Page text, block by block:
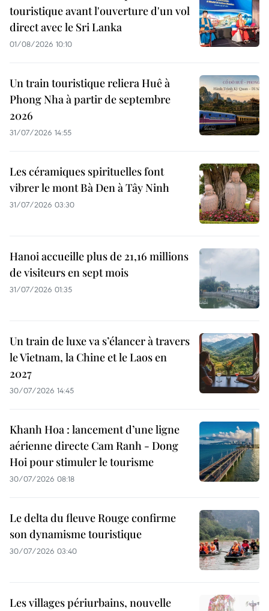
touristique avant l'ouverture d'un vol
direct avec le Sri Lanka
01/08/2026 10:10
Un train touristique reliera Huê à
Phong Nha à partir de septembre
2026
31/07/2026 14:55
Les céramiques spirituelles font
vibrer le mont Bà Den à Tây Ninh
31/07/2026 03:30
Hanoi accueille plus de 21,16 millions
de visiteurs en sept mois ​
31/07/2026 01:35
Un train de luxe va s’élancer à travers
le Vietnam, la Chine et le Laos en
2027
30/07/2026 14:45
Khanh Hoa : lancement d’une ligne
aérienne directe Cam Ranh - Dong
Hoi pour stimuler le tourisme
30/07/2026 08:18
Le delta du fleuve Rouge confirme
son dynamisme touristique
30/07/2026 03:40
Les villages périurbains, nouvelle